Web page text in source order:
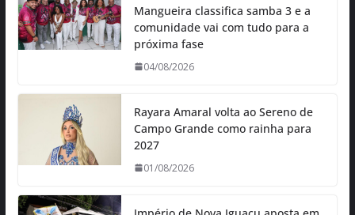
Mangueira classifica samba 3 e a
comunidade vai com tudo para a
próxima fase
04/08/2026
Rayara Amaral volta ao Sereno de
Campo Grande como rainha para
2027
01/08/2026